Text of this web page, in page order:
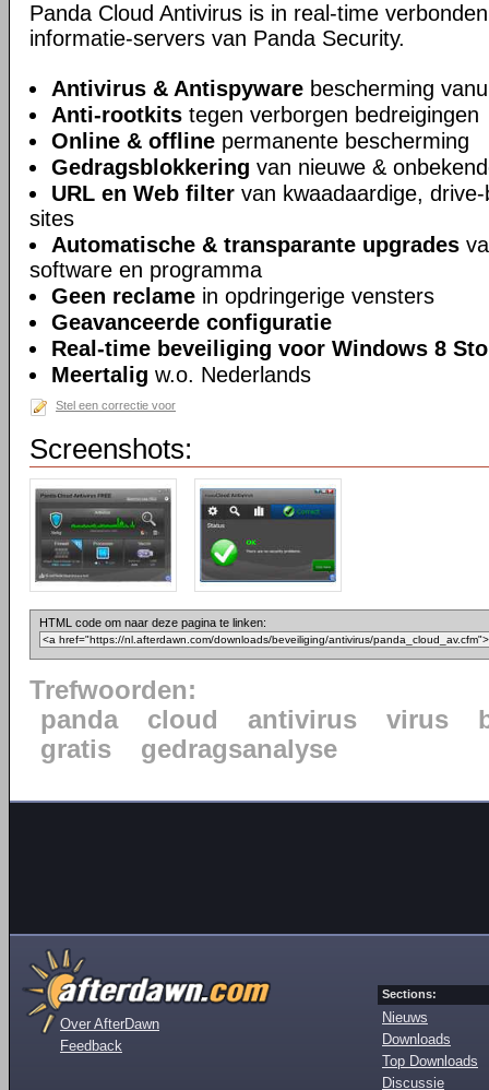
Panda Cloud Antivirus is in real-time
informatie-servers van Panda Security.
Antivirus & Antispyware bescherming
Anti-rootkits tegen verborgen bedreigingen
Online & offline permanente bescherming
Gedragsblokkering van nieuwe &
URL en Web filter van kwaadaardige,
sites
Automatische & transparante upgrades
software en programma
Geen reclame in opdringerige vensters
Geavanceerde configuratie
Real-time beveiliging voor Windows 8
Meertalig w.o. Nederlands
Stel een correctie voor
Screenshots:
HTML code om naar deze pagina te linken:
Trefwoorden:
panda
cloud antivirus virus
gratis
gedragsanalyse
Over AfterDawn
Feedback
Sections:
Nieuws
Downloads
Top Downloads
Discussie